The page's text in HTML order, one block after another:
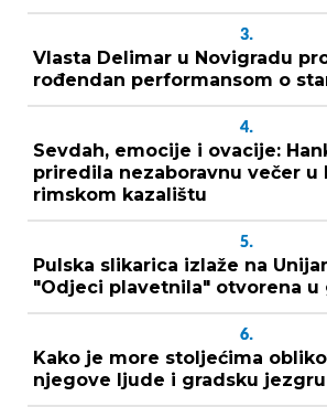
3.
Vlasta Delimar u Novigradu
rođendan performansom o
4.
Sevdah, emocije i ovacije:
priredila nezaboravnu večer u
rimskom kazalištu
5.
Pulska slikarica izlaže na
"Odjeci plavetnila" otvorena u
6.
Kako je more stoljećima
njegove ljude i gradsku jezgru